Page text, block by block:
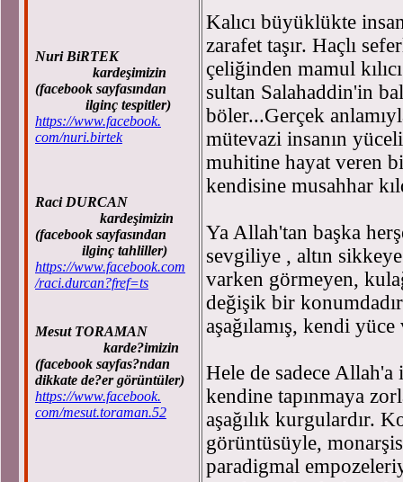
Nuri BiRTEK
kardeşimizin
(facebook sayfasından
ilginç tespitler)
https://www.facebook.
com/nuri.birtek
Raci DURCAN
kardeşimizin
(facebook sayfasından
ilginç tahliller)
https://www.facebook.com
/raci.durcan?fref=ts
Mesut TORAMAN
karde?imizin
(facebook sayfas?ndan
dikkate de?er görüntüler)
https://www.facebook.
com/mesut.toraman.52
Kalıcı büyüklükte
zarafet taşır. Haçlı
çeliğinden mamul
sultan Salahaddin'in
böler...Gerçek
mütevazi insanın
muhitine hayat veren
kendisine musahhar
Ya Allah'tan başka
sevgiliye , altın
varken görmeyen,
değişik bir
aşağılamış, kendi
Hele de sadece
kendine tapınmaya
aşağılık kurgulardır.
görüntüsüyle,
paradigmal